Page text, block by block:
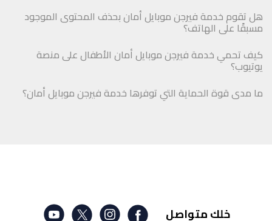
هل تقوم خدمة فيرجن موبايل أمان بحذف المحتوى الموجود
مسبقًا على الهاتف؟
كيف تحمي خدمة فيرجن موبايل أمان الأطفال على منصة
يوتيوب؟
ما مدى قوة الحماية التي توفرها خدمة فيرجن موبايل أمان؟
خلك متواصل